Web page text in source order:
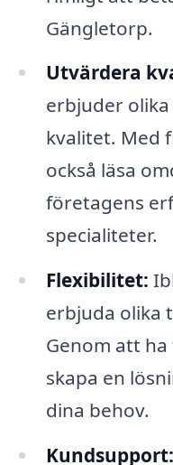
Gängletorp.
Utvärdera
erbjuder
kvalitet. Med
också läsa
företagens
specialiteter.
Flexibilitet:
erbjuda olika
Genom att
skapa en
dina behov.
Kundsupport: